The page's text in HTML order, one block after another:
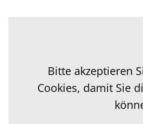
Bitte akzeptieren
Cookies, damit Sie